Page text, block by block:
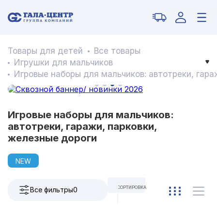
Товары для детей
Все товары
Игрушки для мальчиков
Игровые наборы для мальчиков: автотреки,
Игровые наборы для мальчиков:
автотреки, гаражи, парковки,
железные дороги
NEW
Все фильтры0
СОРТИРОВКА